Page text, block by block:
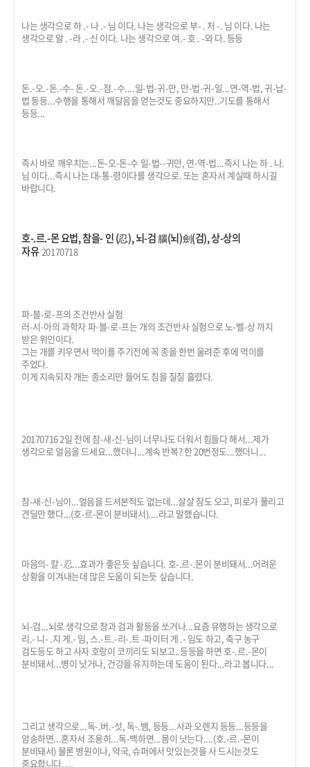
나는 생각으로 하 .- 나 .- 님 이다. 나는 생각으로 부- . 처 -. 님 이다. 나는
생각으로 알 . -라 .- 신 이다. 나는 생각으로 여.- 호 . -와 다. 등등
돈.-오.-돈.-수- 돈.-오.-점.-수....일-법-귀-만, 만-법-귀-일...연-역-법, 귀-납-
법 등등...수행을 통해서 깨달음을 얻는것도 중요하지만..기도를 통해서
등등...
즉시 바로 깨우치는...돈-오-돈-수 일-법--귀만, 연-역-법...즉시 나는 하 . 나.
님 이다...즉시 나는 대-통-령이다를 생각으로. 또는 혼자서 계실때 하시길
바랍니다.
호-.르.-몬 요법, 참을- 인 (忍), 뇌-검 腦(뇌)劍(검), 상-상의
자유| 20170718
파-블-로-프의 조건반사 실험
러-시-아의 과학자 파-블-로-프는 개의 조건반사 실험으로 노-벨-상 까지
받은 위인이다.
그는 개를 키우면서 먹이를 주기전에 꼭 종을 한번 울려준 후에 먹이를
주었다.
이게 지속되자 개는 종소리만 들어도 침을 질질 흘렸다.
20170716 2일 전에 참-새-신-님이 너무나도 더워서 힘들다 해서...제가
생각으로 얼음을 드세요...했더니...계속 반복? 한 20번정도...했더니...
참-새-신-님이...얼음을 드셔본적도 없는데...살살 잠도 오고, 피로가 풀리고
견딜만 했다...(호-르-몬이 분비돼서)....라고 말했습니다.
마음의- 칼 -忍...효과가 좋은듯 싶습니다. 호-.르-.몬이 분비돼서...어려운
상황을 이겨내는데 많은 도움이 되는듯 싶습니다.
뇌-검...뇌로 생각으로 창과 검과 활등을 쏘거나...요즘 유행하는 생각으로
리.- 니- .지 게.- 임, 스.-트.-리-.트 -파이터 게 .- 임도 하고, 축구 농구
검도등도 하고 사자 호랑이 코끼리도 되보고..등등을 하면 호-.르.-몬이
분비돼서...병이 낫거나, 건강을 유지하는데 도움이 된다...라고 봅니다...
그리고 생각으로...독-.버.-섯, 독-.뱀, 등등...사과 오렌지 등등...등등을
암송하면...혼자서 조용히...독-백하면...몸이 낫는다....(호.-르.-몬이
분비돼서) 물론 병원이나, 약국, 슈퍼에서 맛있는것을 사 드시는것도
중요합니다. ...